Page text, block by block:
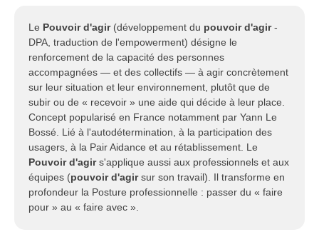
Le Pouvoir d'agir(développement du pouvoir d'agir-
DPA, traduction de l'empowerment) désigne le
renforcement de la capacité des personnes
accompagnées — et des collectifs — à agir concrètement
sur leur situation et leur environnement, plutôt que de
subir ou de « recevoir » une aide qui décide à leur place.
Concept popularisé en France notamment par Yann Le
Bossé. Lié à l'autodétermination, à la participation des
usagers, à la Pair Aidance et au rétablissement. Le
Pouvoir d'agirs'applique aussi aux professionnels et aux
équipes (pouvoir d'agirsur son travail). Il transforme en
profondeur la Posture professionnelle : passer du « faire
pour » au « faire avec ».